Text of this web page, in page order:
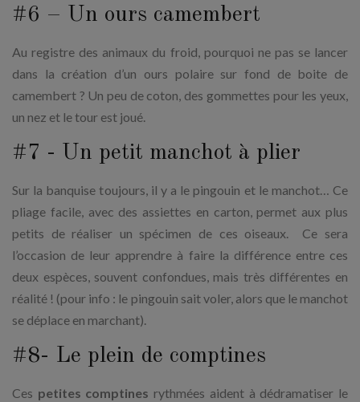
#6 – Un ours camembert
Au registre des animaux du froid, pourquoi ne pas se lancer
dans la création d’un ours polaire sur fond de boite de
camembert ? Un peu de coton, des gommettes pour les yeux,
un nez et le tour est joué.
#7 - Un petit manchot à plier
Sur la banquise toujours, il y a le pingouin et le manchot… Ce
pliage facile, avec des assiettes en carton, permet aux plus
petits de réaliser un spécimen de ces oiseaux. Ce sera
l’occasion de leur apprendre à faire la différence entre ces
deux espèces, souvent confondues, mais très différentes en
réalité ! (pour info : le pingouin sait voler, alors que le manchot
se déplace en marchant).
#8- Le plein de comptines
Ces petites comptines rythmées aident à dédramatiser le